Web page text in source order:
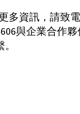
多資訊，請致電
與企業合作